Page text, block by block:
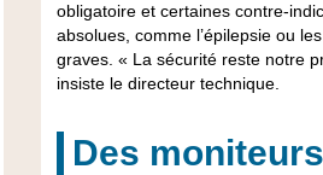
obligatoireet certaines contre-
absolues, comme l’épilepsie ou
graves. « La sécurité reste notre
insiste le directeur technique.
Des moniteurs